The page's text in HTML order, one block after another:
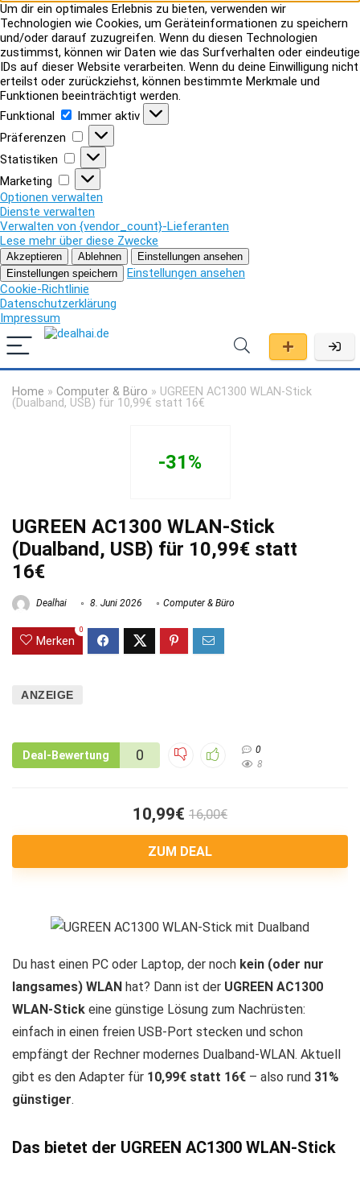
Um dir ein optimales Erlebnis zu bieten, verwenden wir
Technologien wie Cookies, um Geräteinformationen zu speichern
und/oder darauf zuzugreifen. Wenn du diesen Technologien
zustimmst, können wir Daten wie das Surfverhalten oder eindeutige
IDs auf dieser Website verarbeiten. Wenn du deine Einwilligung nicht
erteilst oder zurückziehst, können bestimmte Merkmale und
Funktionen beeinträchtigt werden.
Funktional
Funktional
Immer aktiv
Präferenzen
Präferenzen
Statistiken
Statistiken
Marketing
Marketing
Optionen verwalten
Dienste verwalten
Verwalten von {vendor_count}-Lieferanten
Lese mehr über diese Zwecke
Akzeptieren Ablehnen
Einstellungen ansehen
Einstellungen speichern
Einstellungen ansehen
Cookie-Richtlinie
Datenschutzerklärung
Impressum
Home » Computer & Büro » UGREEN AC1300 WLAN-Stick
(Dualband, USB) für 10,99€ statt 16€
-31%
UGREEN AC1300 WLAN-Stick
(Dualband, USB) für 10,99€ statt
16€
Dealhai 8. Juni 2026 Computer & Büro
Merken
0
ANZEIGE
Deal-Bewertung 0
0
8
10,99€ 16,00€
ZUM DEAL
Du hast einen PC oder Laptop, der noch kein (oder nur
langsames) WLAN hat? Dann ist der UGREEN AC1300
WLAN-Stick eine günstige Lösung zum Nachrüsten:
einfach in einen freien USB-Port stecken und schon
empfängt der Rechner modernes Dualband-WLAN. Aktuell
gibt es den Adapter für 10,99€ statt 16€ – also rund 31%
günstiger.
Das bietet der UGREEN AC1300 WLAN-Stick